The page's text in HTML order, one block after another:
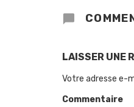
LAISSER UNE
Votre adresse e-
Commentaire